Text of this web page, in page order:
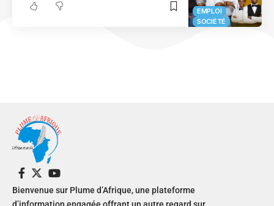
EMPLOI
SOCIÉTÉ
Bienvenue sur Plume d’Afrique, une plateforme